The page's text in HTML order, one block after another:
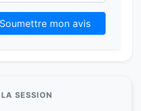
Soumettre mon avis
SESSION